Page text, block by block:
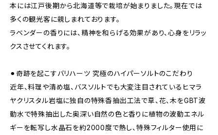
本には江戸後期から北海道等で栽培が始まりました。現在では
多くの観光客に親しまれております。
ラベンダーの香りには、精神を和らげる効果があり、心身をリラッ
クスさせてくれます。
⚫︎奇跡を起こすバリハーツ 究極のハイパーソルトのこだわり
近年、料理や清め塩、バスソルトでも大変注目されているヒマラ
ヤクリスタル岩塩に独自の特殊香抽出工法で草、花、木をGBT波
動水で特殊抽出した奥深い自然の色と香りに植物の波動エネル
ギーを転写し水晶石を約2000度で熱し、特殊フィルター使用に